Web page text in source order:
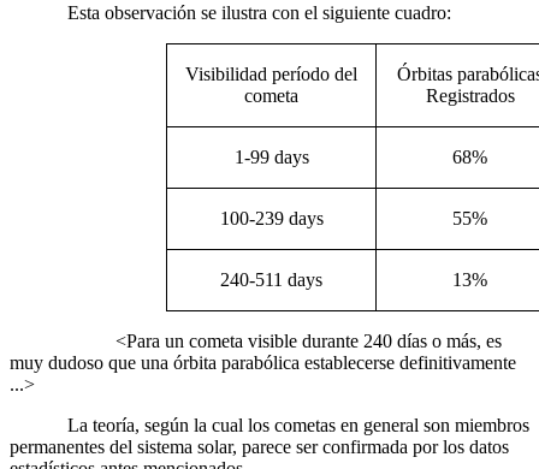
Esta observación se ilustra con el siguiente cuadro:
Visibilidad período del
cometa
Órbitas
Registrados
1-99 days 68%
100-239 days 55%
240-511 days 13%
<Para un cometa visible durante 240 días o más, es
muy dudoso que una órbita parabólica establecerse definitivamente
...>
La teoría, según la cual los cometas en general son miembros
permanentes del sistema solar, parece ser confirmada por los datos